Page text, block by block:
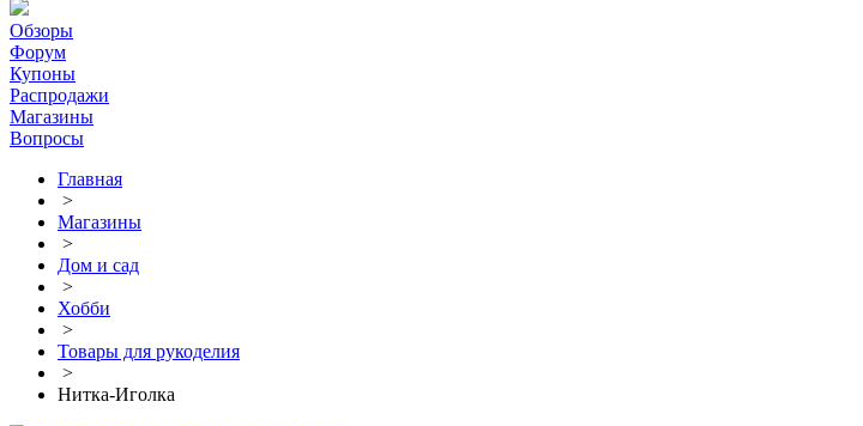
Обзоры
Форум
Купоны
Распродажи
Магазины
Вопросы
Главная
>
Магазины
>
Дом и сад
>
Хобби
>
Товары для рукоделия
>
Нитка-Иголка